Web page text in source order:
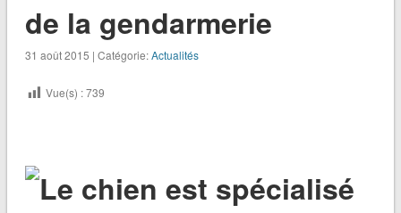
de la gendarmerie
31 août 2015 | Catégorie:Actualités
Vue(s) :739